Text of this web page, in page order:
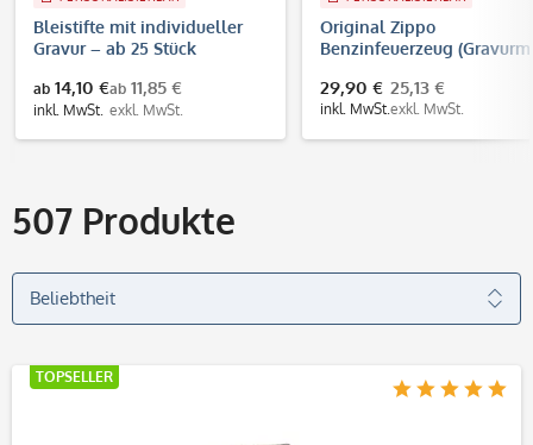
Bleistifte mit individueller
Gravur – ab 25 Stück
ab 14,10 €
inkl. MwSt.
ab 11,85 €
exkl. MwSt.
Original Zippo
Benzinfeuerzeug
29,90 €
inkl. MwSt.
25,13 €
exkl. MwSt.
507 Produkte
TOPSELLER